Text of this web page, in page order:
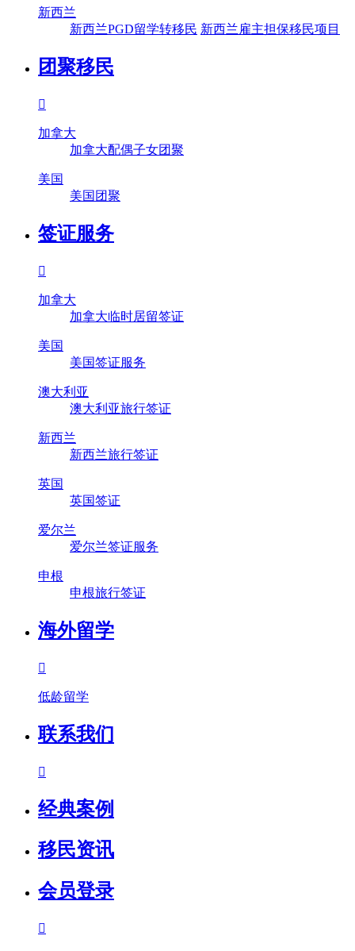
新西兰
新西兰PGD留学转移民 新西兰雇主担保移民项目
团聚移民

加拿大
加拿大配偶子女团聚
美国
美国团聚
签证服务

加拿大
加拿大临时居留签证
美国
美国签证服务
澳大利亚
澳大利亚旅行签证
新西兰
新西兰旅行签证
英国
英国签证
爱尔兰
爱尔兰签证服务
申根
申根旅行签证
海外留学

低龄留学
联系我们

经典案例
移民资讯
会员登录
